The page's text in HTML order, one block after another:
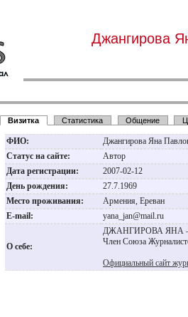
Джангирова
Визитка Статистика Общение
ФИО:
Джангирова Яна
Статус на сайте:
Автор
Дата регистрации:
2007-02-12
День рождения:
27.7.1969
Место проживания:
Армения, Ереван
E-mail:
yana_jan@mail.ru
О себе:
ДЖАНГИРОВА ЯНА –
Член Союза
Официальный сайт